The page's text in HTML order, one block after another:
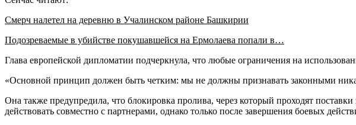
Смерч налетел на деревню в Учалинском районе Башкирии
Подозреваемые в убийстве покушавшейся на Ермолаева попали в…
Глава европейской дипломатии подчеркнула, что любые ограничения на
«Основной принцип должен быть четким: мы не должны признавать законными
Она также предупредила, что блокировка пролива, через который проходят
действовать совместно с партнерами, однако только после завершения боевых